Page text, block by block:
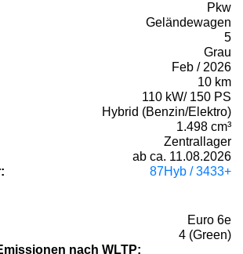
Pkw
Geländewagen
5
Grau
Feb / 2026
10 km
110 kW/ 150 PS
Hybrid (Benzin/Elektro)
1.498 cm³
Zentrallager
ab ca. 11.08.2026
87Hyb / 3433+
Euro 6e
4 (Green)
nach WLTP: